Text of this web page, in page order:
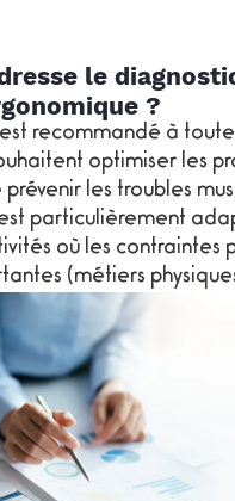
le
?
est recommandé à
optimiser les
les troubles
particulièrement
où les contraintes
(métiers